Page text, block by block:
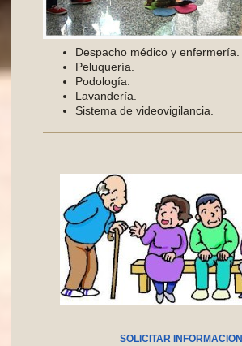
Despacho médico y enfermería.
Peluquería.
Podología.
Lavandería.
Sistema de videovigilancia.
SOLICITAR INFORMACION